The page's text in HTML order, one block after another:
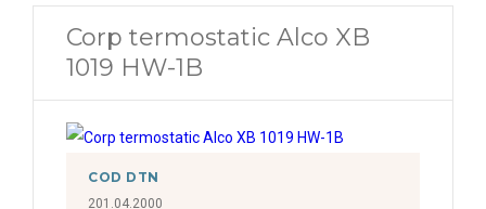
Corp termostatic Alco XB
1019 HW-1B
COD DTN
201.04.2000